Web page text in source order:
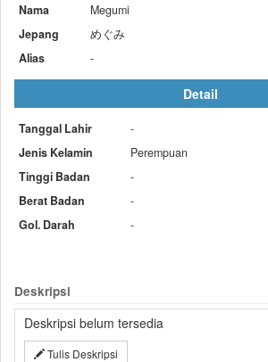
Nama
Megumi
Jepang
めぐみ
Alias
-
Detail
Tanggal Lahir
-
Jenis Kelamin
Perempuan
Tinggi Badan
-
Berat Badan
-
Gol. Darah
-
Deskripsi
Deskripsi belum tersedia
Tulis Deskripsi